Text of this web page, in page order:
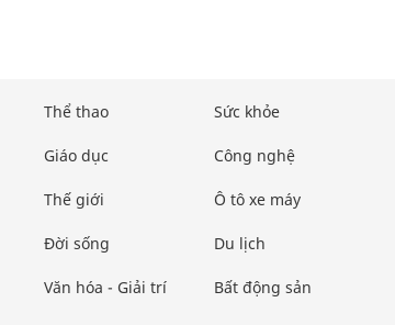
Thể thao
Giáo dục
Thế giới
Đời sống
Văn hóa - Giải trí
Sức khỏe
Công nghệ
Ô tô xe máy
Du lịch
Bất động sản